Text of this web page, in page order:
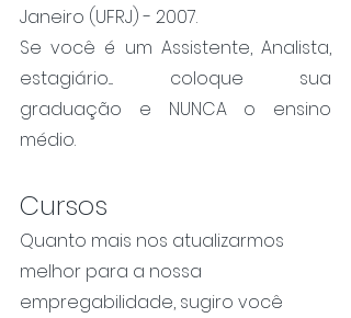
Janeiro (UFRJ) - 2007.
Se você é um Assistente, Analista,
estagiário.... coloque sua
graduação e NUNCA o ensino
médio.
Cursos
Quanto mais nos atualizarmos
melhor para a nossa
empregabilidade, sugiro você